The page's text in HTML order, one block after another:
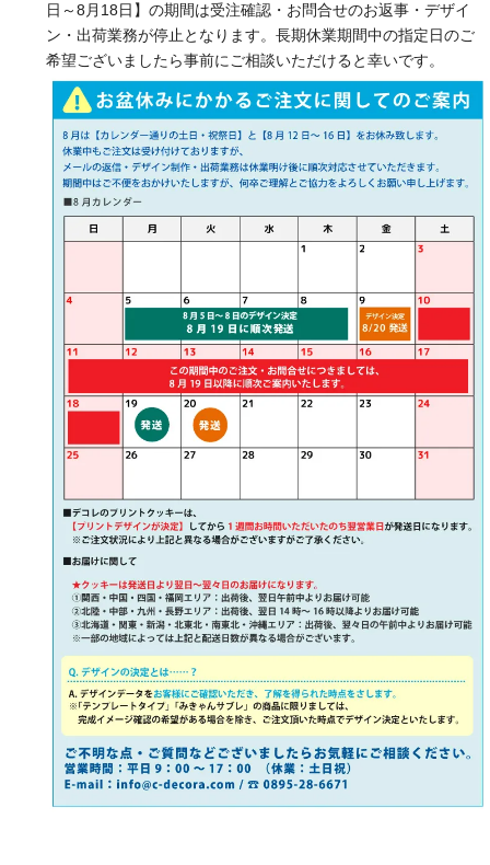
日～8月18日】の期間は受注確認・お問合せのお返事・デザイ
ン・出荷業務が停止となります。長期休業期間中の指定日のご
希望ございましたら事前にご相談いただけると幸いです。